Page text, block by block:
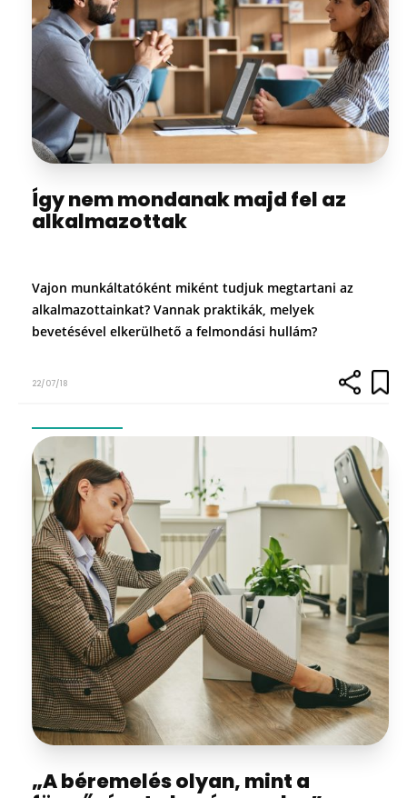
Így nem mondanak majd fel az
alkalmazottak
Vajon munkáltatóként miként tudjuk megtartani az
alkalmazottainkat? Vannak praktikák, melyek
bevetésével elkerülhető a felmondási hullám?
22/07/18
„A béremelés olyan, mint a